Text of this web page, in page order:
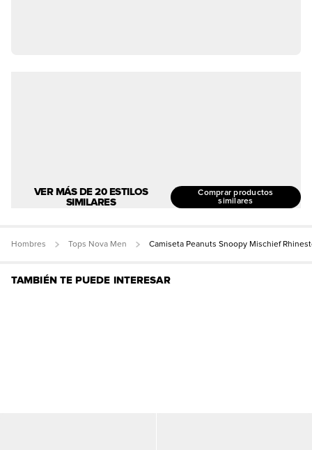
VER MÁS DE 20 ESTILOS
SIMILARES
Comprar productos
similares
Hombres Tops Nova Men Camiseta Peanuts Snoopy Mischief
TAMBIÉN TE PUEDE INTERESAR